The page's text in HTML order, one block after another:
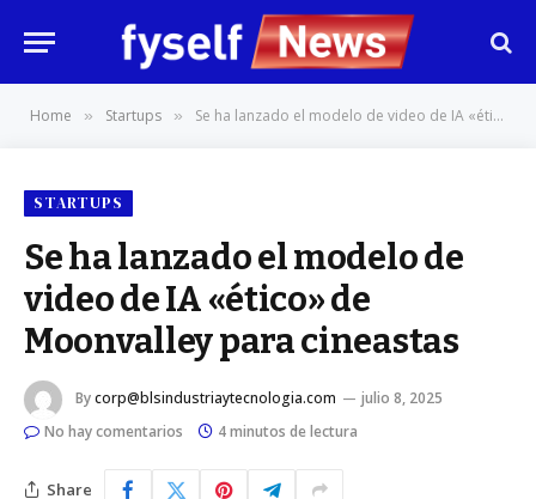
Home » Startups » Se ha lanzado el modelo de video de IA «ético» de Moonvalley para cineastas
STARTUPS
Se ha lanzado el modelo de
video de IA «ético» de
Moonvalley para cineastas
Bycorp@blsindustriaytecnologia.com
julio 8, 2025
No hay comentarios
4 minutos de lectura
Share